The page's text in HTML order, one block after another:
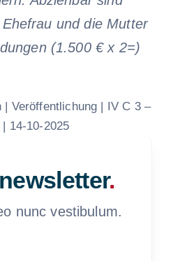
und die Mutter
(1.500 € x 2=)
| Veröffentlichung | IV C 3 –
14-10-2025
.
nunc vestibulum.